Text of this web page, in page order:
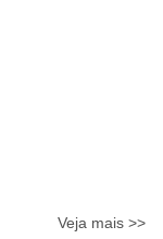
Veja mais >>